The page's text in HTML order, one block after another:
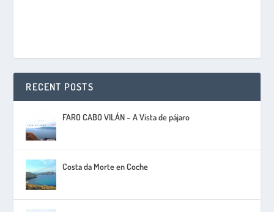
RECENT POSTS
FARO CABO VILÁN – A Vista de pájaro
Costa da Morte en Coche